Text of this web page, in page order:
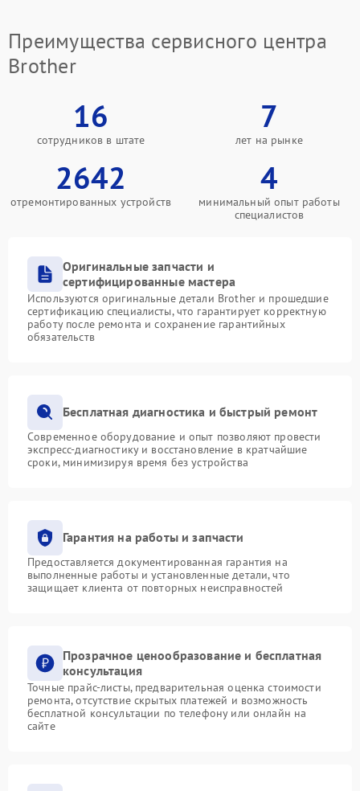
Преимущества сервисного центра
Brother
16
сотрудников в штате
7
лет на рынке
2642
отремонтированных устройств
4
минимальный опыт работы
специалистов
Оригинальные запчасти и
сертифицированные мастера
Используются оригинальные детали Brother и прошедшие
сертификацию специалисты, что гарантирует корректную
работу после ремонта и сохранение гарантийных
обязательств
Бесплатная диагностика и быстрый ремонт
Современное оборудование и опыт позволяют провести
экспресс-диагностику и восстановление в кратчайшие
сроки, минимизируя время без устройства
Гарантия на работы и запчасти
Предоставляется документированная гарантия на
выполненные работы и установленные детали, что
защищает клиента от повторных неисправностей
Прозрачное ценообразование и бесплатная
консультация
Точные прайс-листы, предварительная оценка стоимости
ремонта, отсутствие скрытых платежей и возможность
бесплатной консультации по телефону или онлайн на
сайте